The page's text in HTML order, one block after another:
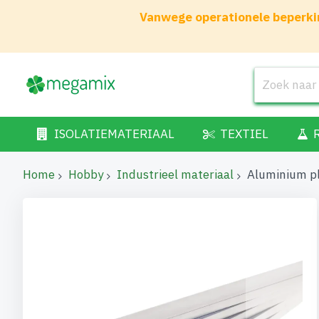
Vanwege operationele
ISOLATIEMATERIAAL TEXTIEL
Home Hobby Industrieel materiaal Aluminium